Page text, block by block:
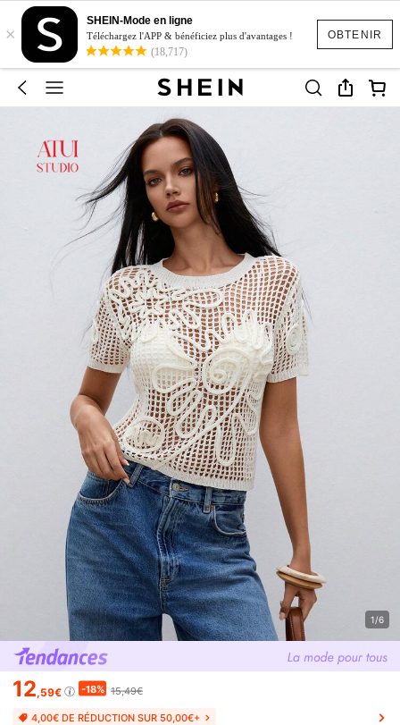
OBTENIR
×
SHEIN-Mode en ligne
Téléchargez l'APP & bénéficiez plus d'avantages !
(18,717)
1/6
12,59€ -18% 15,49€
4,00€ DE RÉDUCTION SUR 50,00€+